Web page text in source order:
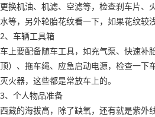
更换机油、机滤、空滤等，检查刹车片、
水等，另外轮胎花纹看一下，如果花纹较
2、车辆工具箱
车上要配备随车工具，如充气泵、快速补
顶）、拖车绳、应急启动电源，检查一下
灭火器，这些都是常放车上的。
3、个人物品准备
西藏的海拔高，除了缺氧，还有就是紫外